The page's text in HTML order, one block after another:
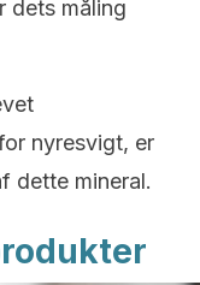
dets måling
nyresvigt, er
dette mineral.